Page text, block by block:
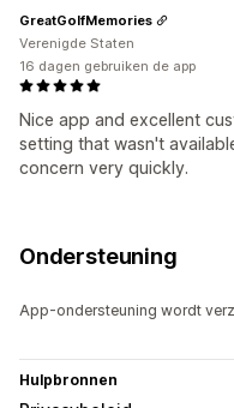
Nice app and excellent
setting that wasn't
concern very quickly.
GreatGolfMemories
Verenigde Staten
16 dagen gebruiken de app
Ondersteuning
App-ondersteuning wordt
Hulpbronnen